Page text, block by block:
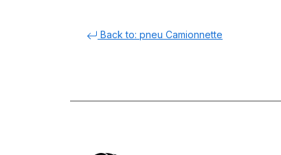
Back to: pneu Camionnette